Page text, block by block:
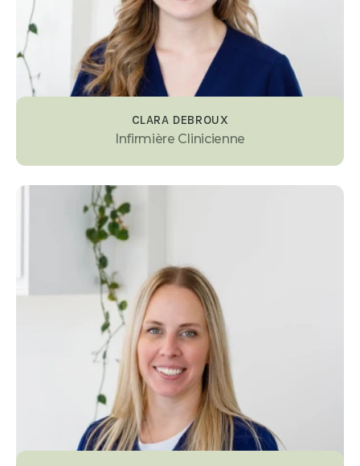
CLARA DEBROUX
Infirmière Clinicienne